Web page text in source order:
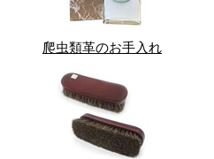
爬虫類革のお手入れ